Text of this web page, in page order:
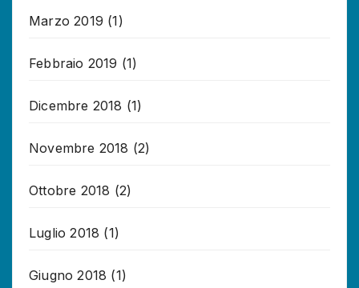
Marzo 2019 (1)
Febbraio 2019 (1)
Dicembre 2018 (1)
Novembre 2018 (2)
Ottobre 2018 (2)
Luglio 2018 (1)
Giugno 2018 (1)